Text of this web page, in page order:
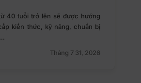
40 tuổi trở lên sẽ được hướng
kiến thức, kỹ năng, chuẩn bị
Tháng 7 31, 2026